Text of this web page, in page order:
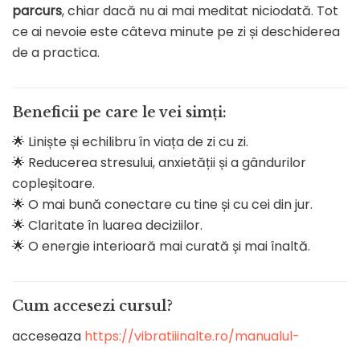
parcurs, chiar dacă nu ai mai meditat niciodată. Tot
ce ai nevoie este câteva minute pe zi și deschiderea
de a practica.
Beneficii pe care le vei simți:
🌟 Liniște și echilibru în viața de zi cu zi.
🌟 Reducerea stresului, anxietății și a gândurilor
copleșitoare.
🌟 O mai bună conectare cu tine și cu cei din jur.
🌟 Claritate în luarea deciziilor.
🌟 O energie interioară mai curată și mai înaltă.
Cum accesezi cursul?
acceseaza https://vibratiiinalte.ro/manualul-